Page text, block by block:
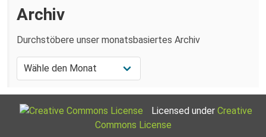
Archiv
Durchstöbere unser monatsbasiertes Archiv
Licensed under Creative
Commons License